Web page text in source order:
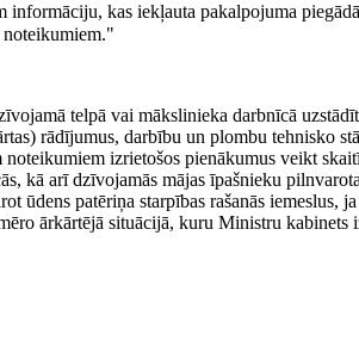
kas iekļauta pakalpojuma
noteikumiem."
telpā vai mākslinieka darbnīcā
rādījumus, darbību un plombu tehnisko
izrietošos pienākumus veikt
kā arī dzīvojamās mājas īpašnieku
ūdens patēriņa starpības rašanās iemeslus,
ārkārtējā situācijā, kuru Ministru kabinets